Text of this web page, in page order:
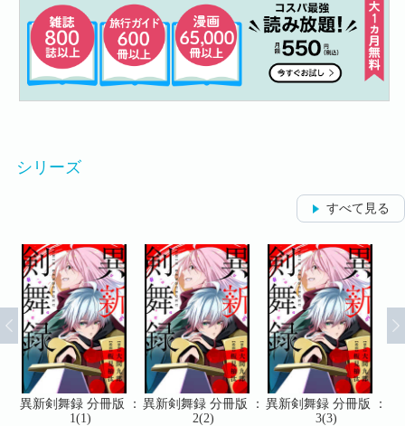
シリーズ
すべて見る
異新剣舞録 分冊版 ：
1(1)
異新剣舞録 分冊版 ：
2(2)
異新剣舞録 分冊版 ：
3(3)